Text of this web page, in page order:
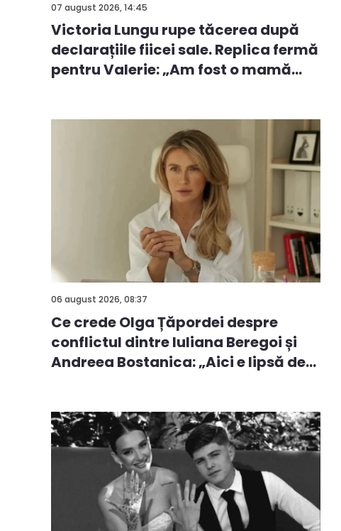
07 august 2026, 14:45
Victoria Lungu rupe tăcerea după
declarațiile fiicei sale. Replica fermă
pentru Valerie: „Am fost o mamă
06 august 2026, 08:37
Ce crede Olga Țăpordei despre
conflictul dintre Iuliana Beregoi și
Andreea Bostanica: „Aici e lipsă de